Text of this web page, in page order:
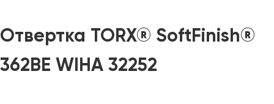
Отвертка TORX® SoftFinish®
362BE WIHA 32252